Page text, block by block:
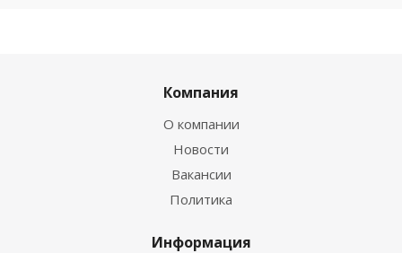
Компания
О компании
Новости
Вакансии
Политика
Информация